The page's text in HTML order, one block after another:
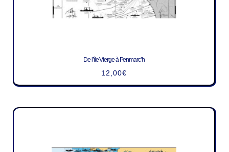
De l’île Vierge à Penmarc’h
12,00€